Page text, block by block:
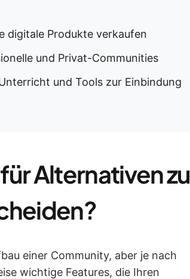
digitale Produkte verkaufen
und Privat-Communities
und Tools zur Einbindung
Alternativen zu
einer Community, aber je nach
wichtige Features, die Ihren